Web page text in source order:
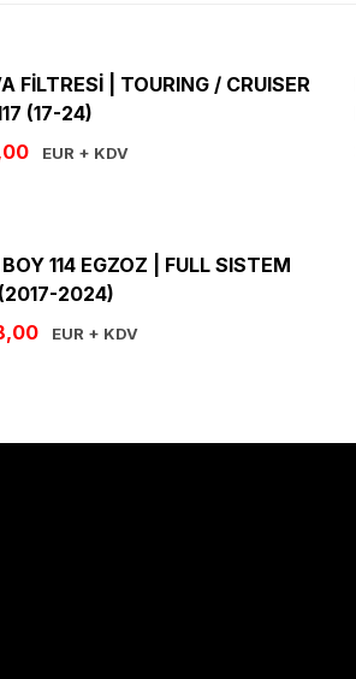
FİLTRESİ | TOURING / CRUISER
(17-24)
EUR + KDV
114 EGZOZ | FULL SISTEM
2024)
EUR + KDV